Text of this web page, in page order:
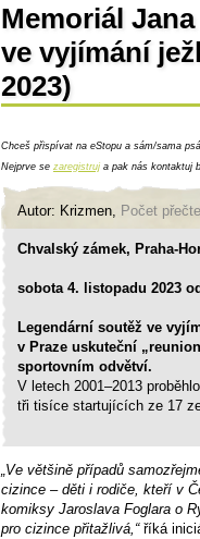
Memoriál
ve vyjímání
2023)
Chceš přispívat na eStopu a sám/sama
Nejprve se zaregistruj a pak nás kontaktuj
Autor: Krizmen, Počet
Chvalský zámek, Praha-
sobota 4. listopadu 2023
Legendární soutěž ve
v Praze uskuteční
sportovním odvětví.
V letech 2001–2013
tři tisíce startujících ze 17
„Ve většině případů
cizince – děti i rodiče, kteří v
komiksy Jaroslava Foglara o
pro cizince přitažlivá,“říká